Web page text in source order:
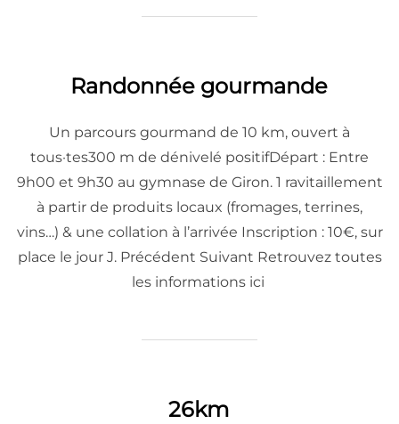
Randonnée gourmande
Un parcours gourmand de 10 km, ouvert à
tous·tes300 m de dénivelé positifDépart : Entre
9h00 et 9h30 au gymnase de Giron. 1 ravitaillement
à partir de produits locaux (fromages, terrines,
vins…) & une collation à l’arrivée Inscription : 10€, sur
place le jour J. Précédent Suivant Retrouvez toutes
les informations ici
26km